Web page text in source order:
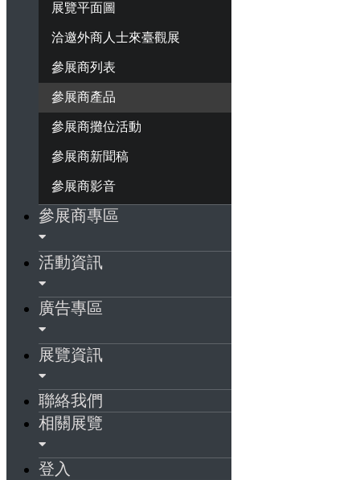
展覽平面圖
洽邀外商人士來臺觀展
參展商列表
參展商產品
參展商攤位活動
參展商新聞稿
參展商影音
參展商專區
活動資訊
廣告專區
展覽資訊
聯絡我們
相關展覽
登入